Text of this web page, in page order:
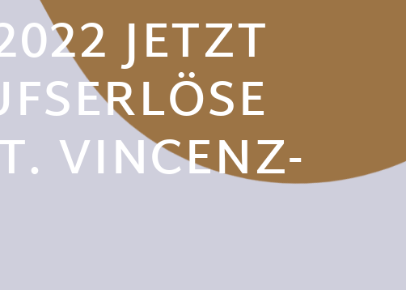
JETZT
VINCENZ-